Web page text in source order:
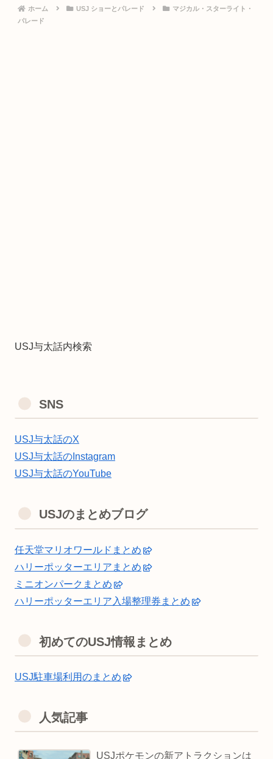
ホーム USJ ショーとパレード
マジカル・スターライト・
パレード
USJ与太話内検索
SNS
USJ与太話のX
USJ与太話のInstagram
USJ与太話のYouTube
USJのまとめブログ
任天堂マリオワールドまとめ
ハリーポッターエリアまとめ
ミニオンパークまとめ
ハリーポッターエリア入場整理券まとめ
初めてのUSJ情報まとめ
USJ駐車場利用のまとめ
人気記事
USJポケモンの新アトラクションは